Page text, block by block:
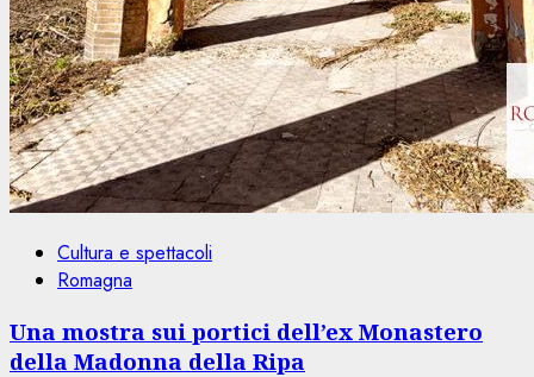
Cultura e spettacoli
Romagna
Una mostra sui portici dell’ex Monastero
della Madonna della Ripa